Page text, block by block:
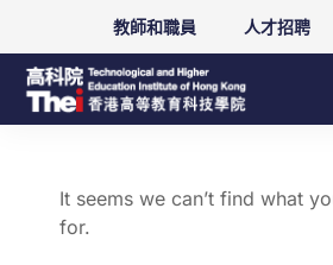
教師和職員 人才招聘
It seems we can’t find what
for.